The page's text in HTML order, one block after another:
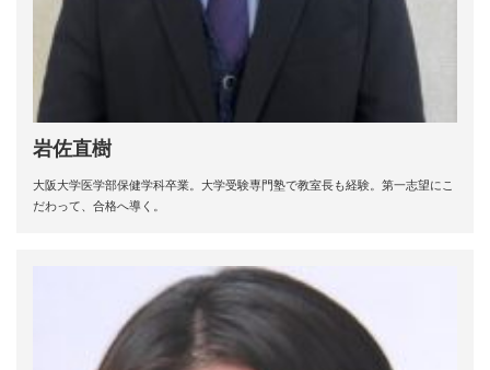
岩佐直樹
大阪大学医学部保健学科卒業。大学受験専門塾で教室長も経験。第一志望にこ
だわって、合格へ導く。